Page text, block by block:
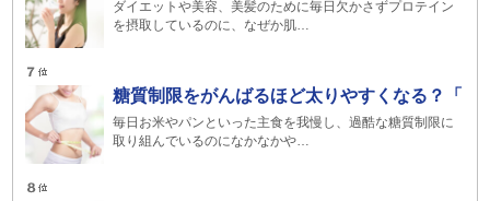
ダイエットや美容、美髪のために毎日欠かさずプロテイン
を摂取しているのに、なぜか肌…
糖質制限をがんばるほど太りやすくなる？「
毎日お米やパンといった主食を我慢し、過酷な糖質制限に
取り組んでいるのになかなかや…